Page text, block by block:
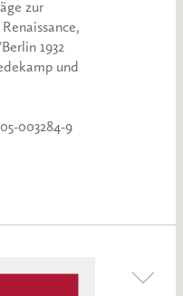
zur
1932
und
003284-9